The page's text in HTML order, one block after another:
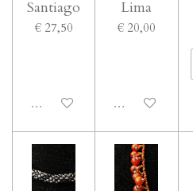
Santiago
€ 27,50
Uitgeschakeld
Lima
€ 20,00
Uitgeschakeld